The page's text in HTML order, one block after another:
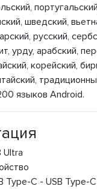
шведский,
русский,
урду, арабский,
корейский,
языков Android.
Ultra
Type-C - USB Type-